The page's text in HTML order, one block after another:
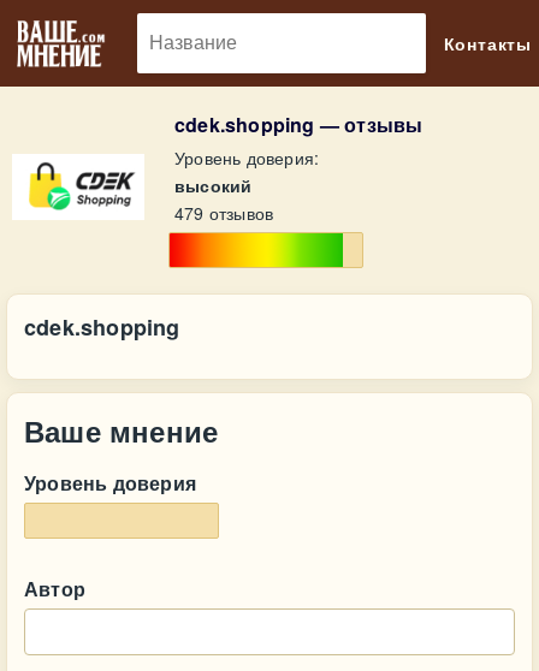
Контакты
cdek.shopping — отзывы
Уровень доверия:
высокий
479 отзывов
cdek.shopping
Ваше мнение
Уровень доверия
Автор